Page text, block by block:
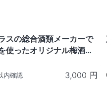
スの総合酒類メーカーで
使ったオリジナル梅酒作
内確認 3,000 円